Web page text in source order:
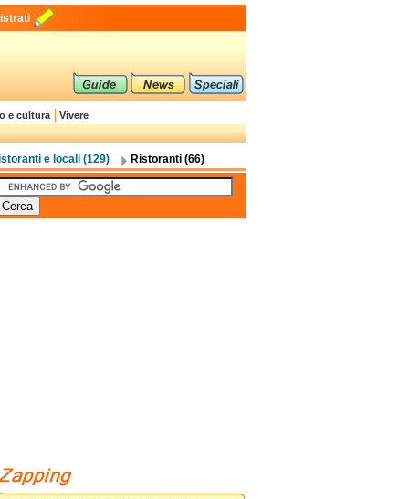
e cultura Vivere
e locali (129) Ristoranti (66)